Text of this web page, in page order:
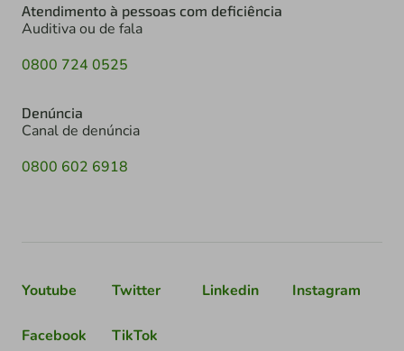
Atendimento à pessoas com deficiência
Auditiva ou de fala
0800 724 0525
Denúncia
Canal de denúncia
0800 602 6918
Youtube Twitter Linkedin Instagram
Facebook TikTok